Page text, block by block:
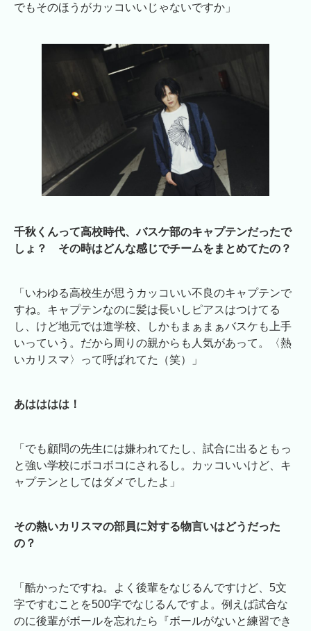
でもそのほうがカッコいいじゃないですか」
千秋くんって高校時代、バスケ部のキャプテンだったで
しょ？ その時はどんな感じでチームをまとめてたの？
「いわゆる高校生が思うカッコいい不良のキャプテンで
すね。キャプテンなのに髪は長いしピアスはつけてる
し、けど地元では進学校、しかもまぁまぁバスケも上手
いっていう。だから周りの親からも人気があって。〈熱
いカリスマ〉って呼ばれてた（笑）」
あはははは！
「でも顧問の先生には嫌われてたし、試合に出るともっ
と強い学校にボコボコにされるし。カッコいいけど、キ
ャプテンとしてはダメでしたよ」
その熱いカリスマの部員に対する物言いはどうだった
の？
「酷かったですね。よく後輩をなじるんですけど、5文
字ですむことを500字でなじるんですよ。例えば試合な
のに後輩がボールを忘れたら『ボールがないと練習でき